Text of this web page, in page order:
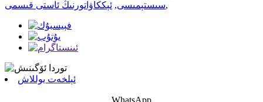
سىستېمىسى, ئېككاۋاتورنىڭ ئاستى قىسمى ,
ئېلخەت يوللاش
WhatsApp